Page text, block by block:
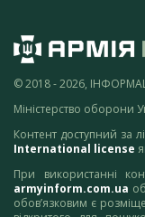
© 2018 - 2026,
Міністерство оборони
Контент доступний за
International license
При використанні
armyinform.com.ua
обов’язковим є